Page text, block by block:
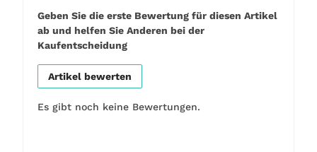
Geben Sie die erste Bewertung für diesen Artikel
ab und helfen Sie Anderen bei der
Kaufentscheidung
Artikel bewerten
Es gibt noch keine Bewertungen.